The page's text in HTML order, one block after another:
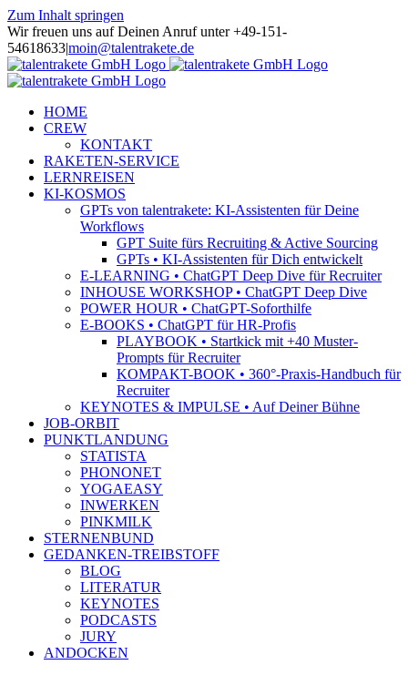
Zum Inhalt springen
Wir freuen uns auf Deinen Anruf unter +49-151-
54618633|moin@talentrakete.de
HOME
CREW
KONTAKT
RAKETEN-SERVICE
LERNREISEN
KI-KOSMOS
GPTs von talentrakete: KI-Assistenten für Deine
Workflows
GPT Suite fürs Recruiting & Active Sourcing
GPTs • KI-Assistenten für Dich entwickelt
E-LEARNING • ChatGPT Deep Dive für Recruiter
INHOUSE WORKSHOP • ChatGPT Deep Dive
POWER HOUR • ChatGPT-Soforthilfe
E-BOOKS • ChatGPT für HR-Profis
PLAYBOOK • Startkick mit +40 Muster-
Prompts für Recruiter
KOMPAKT-BOOK • 360°-Praxis-Handbuch für
Recruiter
KEYNOTES & IMPULSE • Auf Deiner Bühne
JOB-ORBIT
PUNKTLANDUNG
STATISTA
PHONONET
YOGAEASY
INWERKEN
PINKMILK
STERNENBUND
GEDANKEN-TREIBSTOFF
BLOG
LITERATUR
KEYNOTES
PODCASTS
JURY
ANDOCKEN